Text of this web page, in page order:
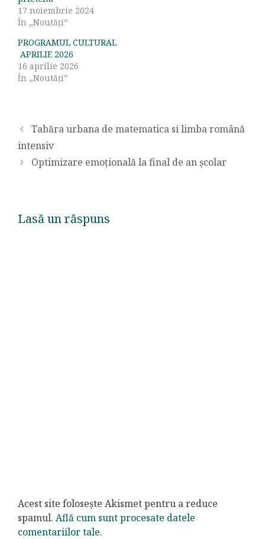
17 noiembrie 2024
În „Noutăți”
PROGRAMUL CULTURAL
APRILIE 2026
16 aprilie 2026
În „Noutăți”
Tabăra urbana de matematica si limba română
intensiv
Optimizare emoţională la final de an şcolar
Lasă un răspuns
Acest site folosește Akismet pentru a reduce
spamul. Află cum sunt procesate datele
comentariilor tale.